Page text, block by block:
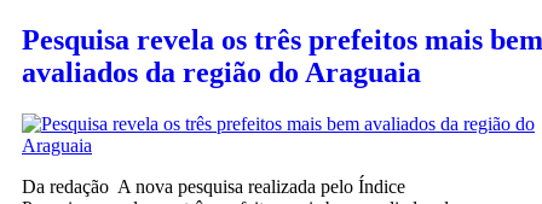
Pesquisa revela os três prefeitos mais bem
avaliados da região do Araguaia
Da redação A nova pesquisa realizada pelo Índice